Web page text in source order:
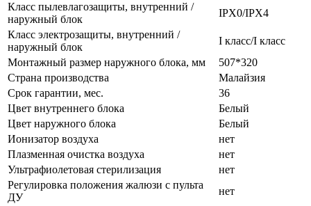
Класс пылевлагозащиты, внутренний /
наружный блок
IPX0/IPX4
Класс электрозащиты, внутренний /
наружный блок
I класс/I класс
Монтажный размер наружного блока, мм
507*320
Страна производства
Малайзия
Срок гарантии, мес.
36
Цвет внутреннего блока
Белый
Цвет наружного блока
Белый
Ионизатор воздуха
нет
Плазменная очистка воздуха
нет
Ультрафиолетовая стерилизация
нет
Регулировка положения жалюзи с пульта
ДУ
нет